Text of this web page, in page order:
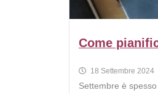
Come
18 Settembre 2024
Settembre è